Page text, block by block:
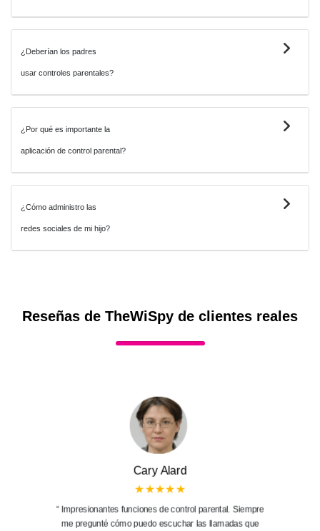
¿Deberían los padres
usar controles parentales?
¿Por qué es importante la
aplicación de control parental?
¿Cómo administro las
redes sociales de mi hijo?
Reseñas de TheWiSpy de clientes reales
Cary Alard
★★★★★
“ Impresionantes funciones de control parental. Siempre
me pregunté cómo puedo escuchar las llamadas que